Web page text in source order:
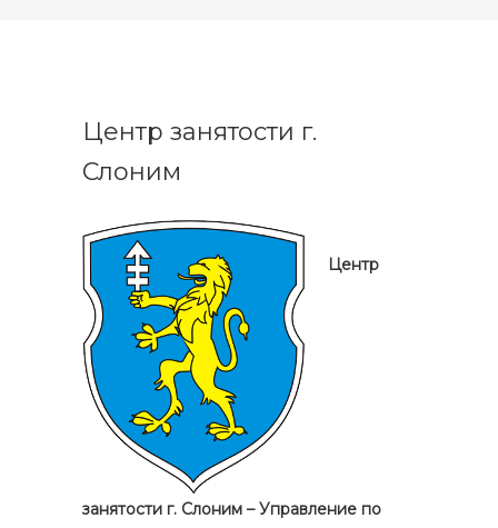
Центр занятости г.
Слоним
Центр
занятости г. Слоним – Управление по